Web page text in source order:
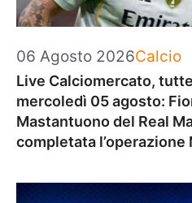
06 Agosto 2026Calcio
Live Calciomercato,
mercoledì 05 agosto:
Mastantuono del Real
completata l’operazione